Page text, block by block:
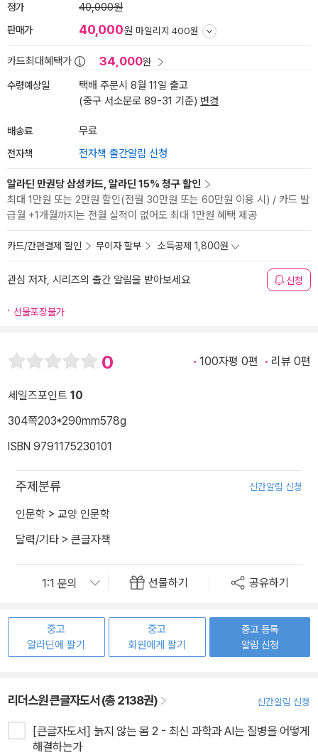
정가 40,000원
판매가 40,000원 마일리지 400원
카드최대혜택가 34,000원
수령예상일
택배 주문시 8월 11일 출고
(중구 서소문로 89-31 기준) 변경
배송료 무료
전자책 전자책 출간알림 신청
알라딘 만권당 삼성카드, 알라딘 15% 청구 할인
최대 1만원 또는 2만원 할인(전월 30만원 또는 60만원 이용 시) / 카드 발
급월 +1개월까지는 전월 실적이 없어도 최대 1만원 혜택 제공
카드/간편결제 할인 무이자 할부 소득공제 1,800원
관심 저자, 시리즈의 출간 알림을 받아보세요 신청
선물포장불가
0 100자평 0편 리뷰 0편
세일즈포인트 10
304쪽203*290mm578g
ISBN 9791175230101
주제분류 신간알림 신청
인문학 > 교양 인문학
달력/기타 > 큰글자책
선물하기 공유하기
중고
알라딘에 팔기
중고
회원에게 팔기
중고 등록
알림 신청
리더스원 큰글자도서 (총 2138권) 신간알림 신청
[큰글자도서] 늙지 않는 몸 2 - 최신 과학과 AI는 질병을 어떻게
해결하는가